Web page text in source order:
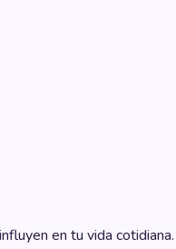
en tu vida cotidiana.